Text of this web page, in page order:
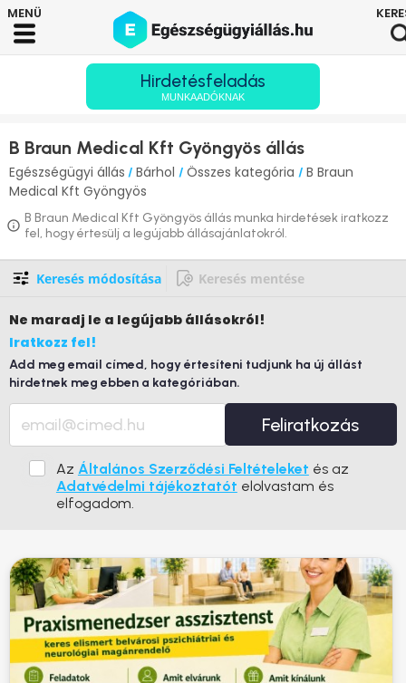
Hirdetésfeladás
MUNKAADÓKNAK
B Braun Medical Kft Gyöngyös állás
Egészségügyi állás / Bárhol / Összes kategória / B Braun
Medical Kft Gyöngyös
B Braun Medical Kft Gyöngyös állás munka hirdetések iratkozz
fel, hogy értesülj a legújabb állásajánlatokról.
Keresés módosítása Keresés mentése
Ne maradj le a legújabb állásokról!
Iratkozz fel!
Add meg email címed, hogy értesíteni tudjunk ha új állást
hirdetnek meg ebben a kategóriában.
Feliratkozás
Az Általános Szerződési Feltételeket és az
Adatvédelmi tájékoztatót elolvastam és
elfogadom.